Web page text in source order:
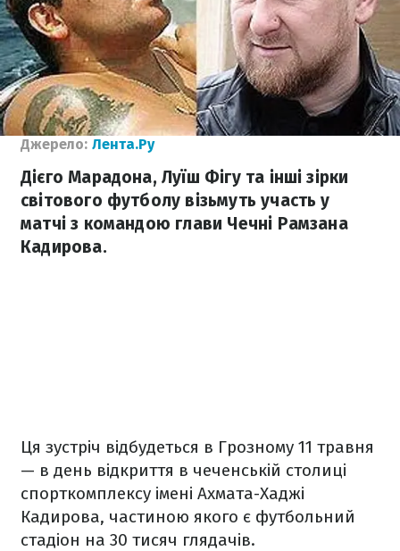
Джерело: Лента.Ру
Дієго Марадона, Луїш Фігу та інші зірки
світового футболу візьмуть участь у
матчі з командою глави Чечні Рамзана
Кадирова.
Ця зустріч відбудеться в Грозному 11 травня
— в ​​день відкриття в чеченській столиці
спорткомплексу імені Ахмата-Хаджі
Кадирова, частиною якого є футбольний
стадіон на 30 тисяч глядачів.